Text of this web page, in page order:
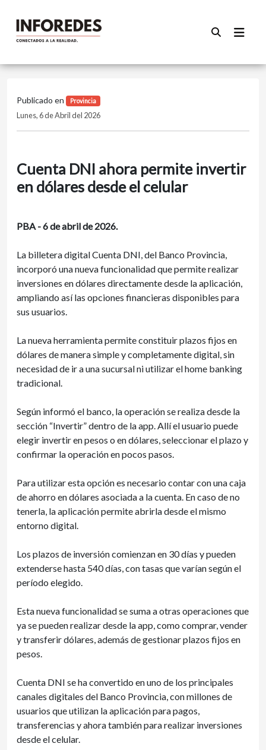
Publicado en Provincia
Lunes, 6 de Abril del 2026
Cuenta DNI ahora permite invertir
en dólares desde el celular
PBA - 6 de abril de 2026.
La billetera digital Cuenta DNI, del Banco Provincia,
incorporó una nueva funcionalidad que permite realizar
inversiones en dólares directamente desde la aplicación,
ampliando así las opciones financieras disponibles para
sus usuarios.
La nueva herramienta permite constituir plazos fijos en
dólares de manera simple y completamente digital, sin
necesidad de ir a una sucursal ni utilizar el home banking
tradicional.
Según informó el banco, la operación se realiza desde la
sección “Invertir” dentro de la app. Allí el usuario puede
elegir invertir en pesos o en dólares, seleccionar el plazo y
confirmar la operación en pocos pasos.
Para utilizar esta opción es necesario contar con una caja
de ahorro en dólares asociada a la cuenta. En caso de no
tenerla, la aplicación permite abrirla desde el mismo
entorno digital.
Los plazos de inversión comienzan en 30 días y pueden
extenderse hasta 540 días, con tasas que varían según el
período elegido.
Esta nueva funcionalidad se suma a otras operaciones que
ya se pueden realizar desde la app, como comprar, vender
y transferir dólares, además de gestionar plazos fijos en
pesos.
Cuenta DNI se ha convertido en uno de los principales
canales digitales del Banco Provincia, con millones de
usuarios que utilizan la aplicación para pagos,
transferencias y ahora también para realizar inversiones
desde el celular.